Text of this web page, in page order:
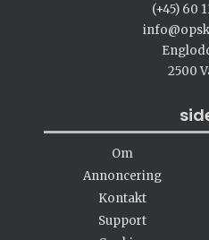
(+45) 60
2500
Om
Annoncering
Kontakt
Support